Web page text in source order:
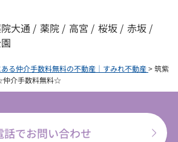
大通 / 薬院 / 高宮 / 桜坂 / 赤坂 /
ある仲介手数料無料の不動産｜すみれ不動産>筑紫
介手数料無料☆
話でお問い合わせ